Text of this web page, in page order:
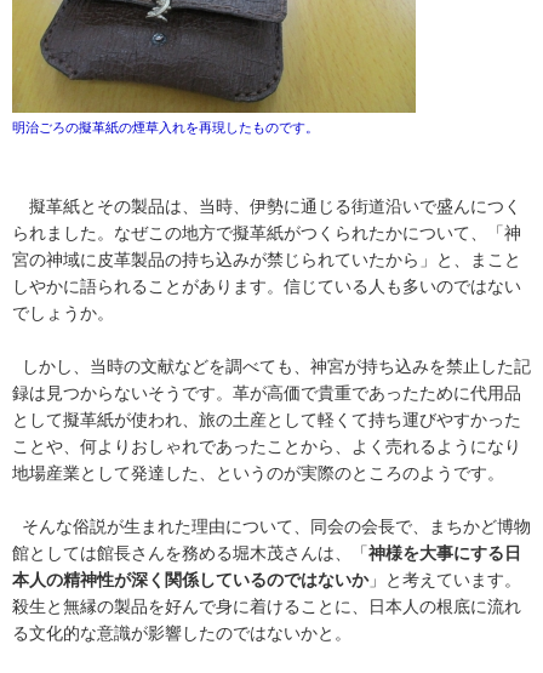
明治ごろの擬革紙の煙草入れを再現したものです。
擬革紙とその製品は、当時、伊勢に通じる街道沿いで盛んにつく
られました。なぜこの地方で擬革紙がつくられたかについて、「神
宮の神域に皮革製品の持ち込みが禁じられていたから」と、まこと
しやかに語られることがあります。信じている人も多いのではない
でしょうか。
しかし、当時の文献などを調べても、神宮が持ち込みを禁止した記
録は見つからないそうです。革が高価で貴重であったために代用品
として擬革紙が使われ、旅の土産として軽くて持ち運びやすかった
ことや、何よりおしゃれであったことから、よく売れるようになり
地場産業として発達した、というのが実際のところのようです。
そんな俗説が生まれた理由について、同会の会長で、まちかど博物
館としては館長さんを務める堀木茂さんは、「神様を大事にする日
本人の精神性が深く関係しているのではないか」と考えています。
殺生と無縁の製品を好んで身に着けることに、日本人の根底に流れ
る文化的な意識が影響したのではないかと。